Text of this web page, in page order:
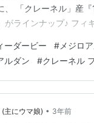
、 「クレーネル」産
がラインナップ♪ フィ
イクリエ」。 （※敬称
メジロアルダン 勝負服
レーネルより2025年
ァイスシュヴァルツ
の扉』【ブシロード】
ーダービー #メジロ
ルダン #クレーネル
主にウマ娘) • 3年前